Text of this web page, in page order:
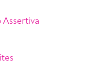
Assertiva